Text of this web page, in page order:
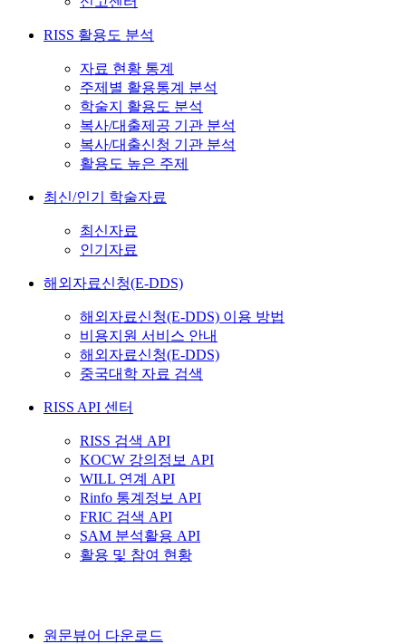
RISS 활용도 분석
자료 현황 통계
주제별 활용통계 분석
학술지 활용도 분석
복사/대출제공 기관 분석
복사/대출신청 기관 분석
활용도 높은 주제
최신/인기 학술자료
최신자료
인기자료
해외자료신청(E-DDS)
해외자료신청(E-DDS) 이용 방법
비용지원 서비스 안내
해외자료신청(E-DDS)
중국대학 자료 검색
RISS API 센터
RISS 검색 API
KOCW 강의정보 API
WILL 연계 API
Rinfo 통계정보 API
FRIC 검색 API
SAM 분석활용 API
활용 및 참여 현황
원문뷰어 다운로드